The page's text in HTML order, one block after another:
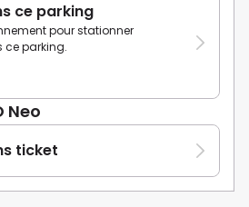
ce parking
pour stationner
ce parking.
Neo
ticket